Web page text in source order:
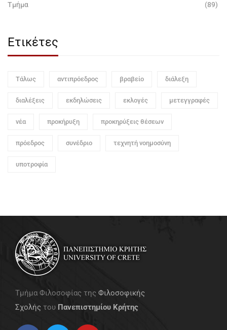
Τμήμα (89)
Ετικέτες
Τάλως αντιπρόεδρος βραβείο διάλεξη
διαλέξεις εκδηλώσεις εκλογές μετεγγραφές
νέα προκήρυξη προκηρύξεις θέσεων
πρόεδρος συνέδριο τεχνητή νοημοσύνη
υποτροφία
Τμήμα Φιλοσοφίας της Φιλοσοφικής
Σχολής του Πανεπιστημίου Κρήτης